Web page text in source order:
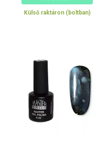
Külső raktáron (boltban)